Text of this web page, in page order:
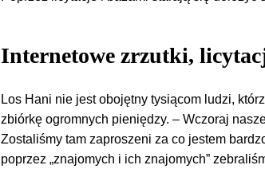
Internetowe zrzutki,
Los Hani nie jest obojętny tysiącom ludzi,
zbiórkę ogromnych pieniędzy. – Wczoraj
Zostaliśmy tam zaproszeni za co jestem
poprzez „znajomych i ich znajomych”